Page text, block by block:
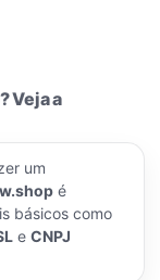
Veja a
um
é
básicos como
e CNPJ